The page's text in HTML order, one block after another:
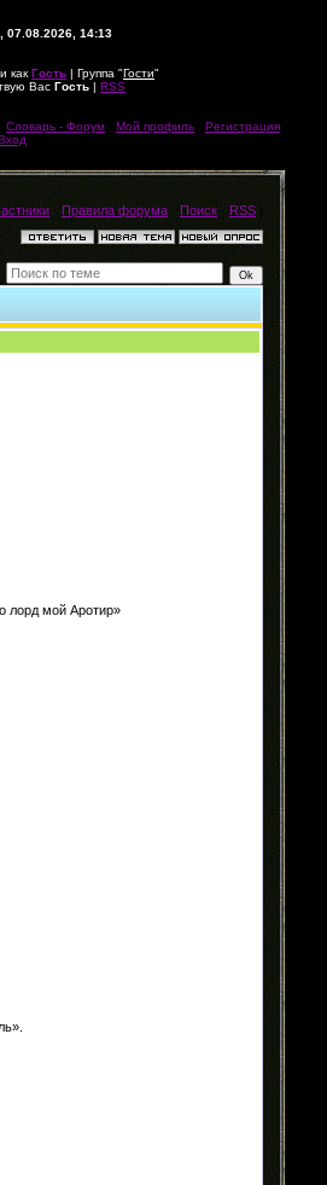
07.08.2026, 14:13
как Гость | Группа "Гости"
Вас Гость | RSS
Словарь - Форум Мой профиль Регистрация
Правила форума Поиск RSS
лорд мой Аротир»